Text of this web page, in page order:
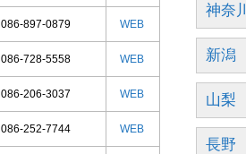
086-897-0879 WEB
086-728-5558 WEB
086-206-3037 WEB
086-252-7744 WEB
神奈川
新潟
山梨
長野